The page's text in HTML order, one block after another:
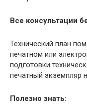
Все консультации
Технический план
печатном или
подготовки
печатный экземпляр
Полезно знать: